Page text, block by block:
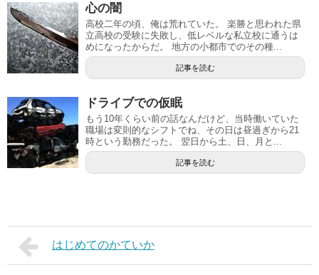
心の闇
高校二年の頃、俺は荒れていた。 楽勝と思われた県
立高校の受験に失敗し、低レベルな私立校に通うは
めになったからだ。 地方の小都市でのその種...
記事を読む
ドライブでの仮眠
もう10年くらい前の話なんだけど、当時働いていた
職場は変則的なシフトでね、その日は昼過ぎから21
時という勤務だった。 翌日から土、日、月と...
記事を読む
はじめてのかていか